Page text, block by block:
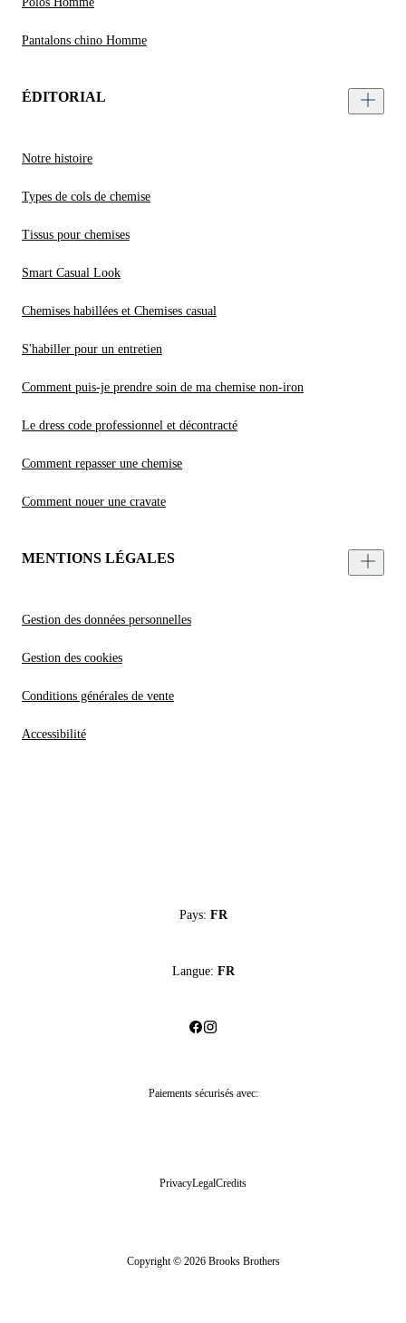
Pantalons chino Homme
ÉDITORIAL
Notre histoire
Types de cols de chemise
Tissus pour chemises
Smart Casual Look
Chemises habillées et Chemises casual
S'habiller pour un entretien
Comment puis-je prendre soin de ma chemise non-iron
Le dress code professionnel et décontracté
Comment repasser une chemise
Comment nouer une cravate
MENTIONS LÉGALES
Gestion des données personnelles
Gestion des cookies
Conditions générales de vente
Accessibilité
Pays: FR
Langue: FR
Paiements sécurisés avec:
PrivacyLegalCredits
Copyright © 2026 Brooks Brothers